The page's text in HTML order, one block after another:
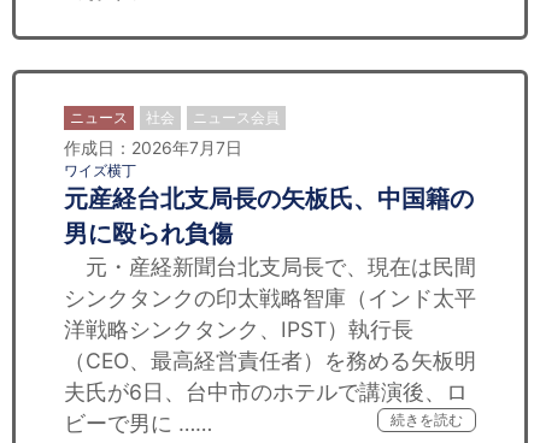
ニュース 社会 ニュース会員
作成日：2026年7月7日
ワイズ横丁
元産経台北支局長の矢板氏、中国籍の
男に殴られ負傷
元・産経新聞台北支局長で、現在は民間
シンクタンクの印太戦略智庫（インド太平
洋戦略シンクタンク、IPST）執行長
（CEO、最高経営責任者）を務める矢板明
夫氏が6日、台中市のホテルで講演後、ロ
ビーで男に ……
続きを読む